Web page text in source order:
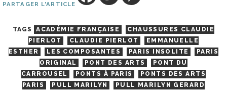
PARTAGER L'ARTICLE
TAGS ACADÉMIE FRANÇAISE
CHAUSSURES CLAUDIE
PIERLOT
CLAUDIE PIERLOT
EMMANUELLE
ESTHER
LES COMPOSANTES PARIS INSOLITE
PARIS
ORIGINAL
PONT DES ARTS
PONT DU
CARROUSEL
PONTS À PARIS
PONTS DES ARTS
PARIS
PULL MARILYN
PULL MARILYN GERARD